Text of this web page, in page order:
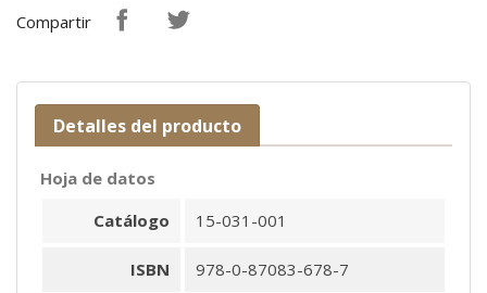
Compartir
Detalles del producto
Hoja de datos
Catálogo
15-031-001
ISBN 978-0-87083-678-7